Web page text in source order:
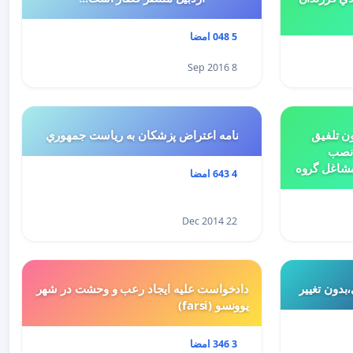
5 048 امضا
8 Sep 2016
تلفیق
نصب
گروه
کاربری
نامه اعتراض پزشكان به رياست جمهوري
4 643 امضا
22 Dec 2014
تغییر
دادخواست علیه ایجاد رعب و وحشت در شهر
یوونسو (farsi)
3 346 امضا